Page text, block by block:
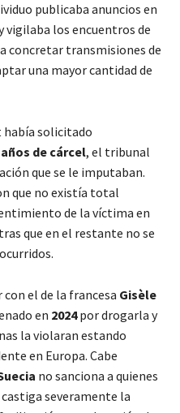
publicaba anuncios en
los encuentros de
concretar transmisiones de
una mayor cantidad de
había solicitado
de cárcel, el tribunal
que se le imputaban.
que no existía total
de la víctima en
que en el restante no se
el de la francesa Gisèle
en 2024por drogarla y
la violaran estando
en Europa. Cabe
no sanciona a quienes
severamente la